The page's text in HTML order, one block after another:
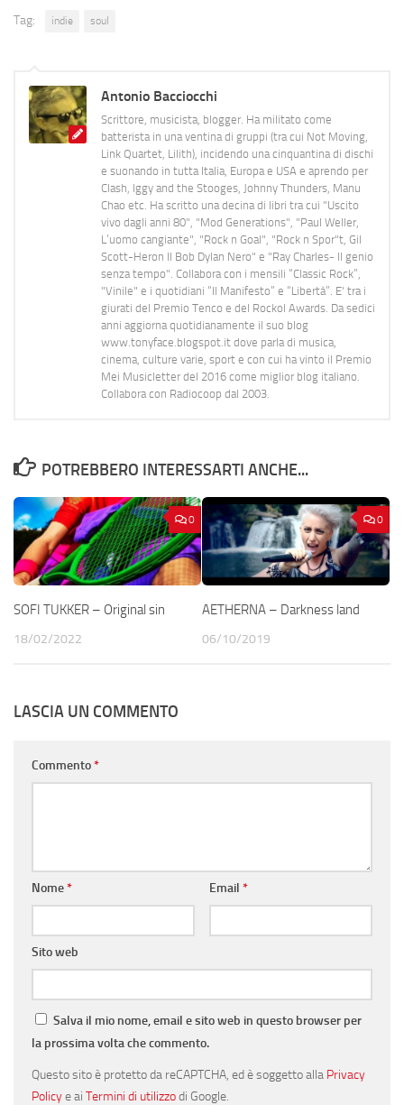
Tag: indie soul
Antonio Bacciocchi
Scrittore, musicista, blogger. Ha militato come
batterista in una ventina di gruppi (tra cui Not Moving,
Link Quartet, Lilith), incidendo una cinquantina di dischi
e suonando in tutta Italia, Europa e USA e aprendo per
Clash, Iggy and the Stooges, Johnny Thunders, Manu
Chao etc. Ha scritto una decina di libri tra cui "Uscito
vivo dagli anni 80", "Mod Generations", "Paul Weller,
L’uomo cangiante", "Rock n Goal", "Rock n Spor"t, Gil
Scott-Heron Il Bob Dylan Nero" e "Ray Charles- Il genio
senza tempo". Collabora con i mensili “Classic Rock”,
"Vinile" e i quotidiani “Il Manifesto” e “Libertà”. E' tra i
giurati del Premio Tenco e del Rockol Awards. Da sedici
anni aggiorna quotidianamente il suo blog
www.tonyface.blogspot.it dove parla di musica,
cinema, culture varie, sport e con cui ha vinto il Premio
Mei Musicletter del 2016 come miglior blog italiano.
Collabora con Radiocoop dal 2003.
POTREBBERO INTERESSARTI ANCHE...
0
SOFI TUKKER – Original sin
18/02/2022
0
AETHERNA – Darkness land
06/10/2019
LASCIA UN COMMENTO
Commento*
Nome* Email *
Sito web
Salva il mio nome, email e sito web in questo browser per
la prossima volta che commento.
Questo sito è protetto da reCAPTCHA, ed è soggetto alla Privacy
Policye ai Termini di utilizzodi Google.